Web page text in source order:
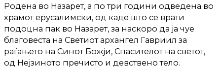
Родена во Назарет, а по три години одведена во
храмот ерусалимски, од каде што се врати
подоцна пак во Назарет, за наскоро да ја чуе
благовеста на Светиот архангел Гавриил за
раѓањето на Синот Божји, Спасителот на светот,
од Нејзиното пречисто и девствено тело.